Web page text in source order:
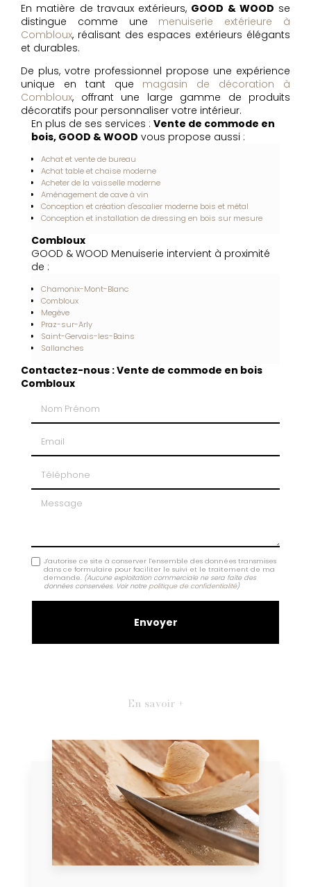
En matière de travaux extérieurs, GOOD & WOOD se
distingue comme une menuiserie extérieure à
Combloux, réalisant des espaces extérieurs élégants
et durables.
De plus, votre professionnel propose une expérience
unique en tant que magasin de décoration à
Combloux, offrant une large gamme de produits
décoratifs pour personnaliser votre intérieur.
En plus de ses services : Vente de commode en
bois, GOOD & WOOD vous propose aussi :
Achat et vente de bureau
Achat table et chaise moderne
Acheter de la vaisselle moderne
Aménagement de cave à vin
Conception et création d'escalier moderne bois et métal
Conception et installation de dressing en bois sur mesure
Combloux
GOOD & WOOD Menuiserie intervient à proximité
de :
Chamonix-Mont-Blanc
Combloux
Megève
Praz-sur-Arly
Saint-Gervais-les-Bains
Sallanches
Contactez-nous : Vente de commode en bois
Combloux
Message
J'autorise ce site à conserver l'ensemble des données transmises
dans ce formulaire pour faciliter le suivi et le traitement de ma
demande. (Aucune exploitation commerciale ne sera faite des
données conservées. Voir notre politique de confidentialité)
En savoir +